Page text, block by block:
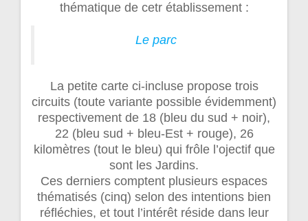
thématique de cetr établissement :
Le parc
La petite carte ci-incluse propose trois
circuits (toute variante possible évidemment)
respectivement de 18 (bleu du sud + noir),
22 (bleu sud + bleu-Est + rouge), 26
kilomètres (tout le bleu) qui frôle l’ojectif que
sont les Jardins.
Ces derniers comptent plusieurs espaces
thématisés (cinq) selon des intentions bien
réfléchies, et tout l’intérêt réside dans leur